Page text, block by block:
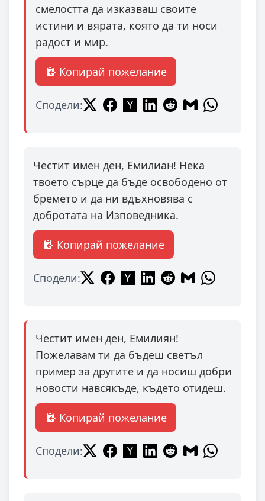
смелостта да изказваш своите
истини и вярата, която да ти носи
радост и мир.
Копирай пожелание
Сподели:
Честит имен ден, Емилиан! Нека
твоето сърце да бъде освободено от
бремето и да ни вдъхновява с
добротата на Изповедника.
Копирай пожелание
Сподели:
Честит имен ден, Емилиян!
Пожелавам ти да бъдеш светъл
пример за другите и да носиш добри
новости навсякъде, където отидеш.
Копирай пожелание
Сподели: